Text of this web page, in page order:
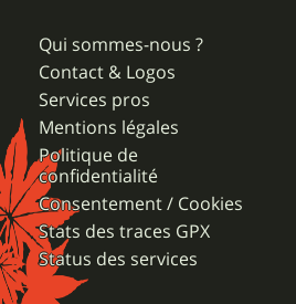
Qui sommes-nous ?
Contact & Logos
Services pros
Mentions légales
Politique de
confidentialité
Consentement / Cookies
Stats des traces GPX
Status des services